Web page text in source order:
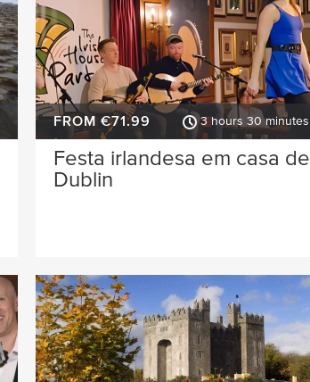
FROM €71.99 3 hours 30 minutes
Festa irlandesa em casa de
Dublin